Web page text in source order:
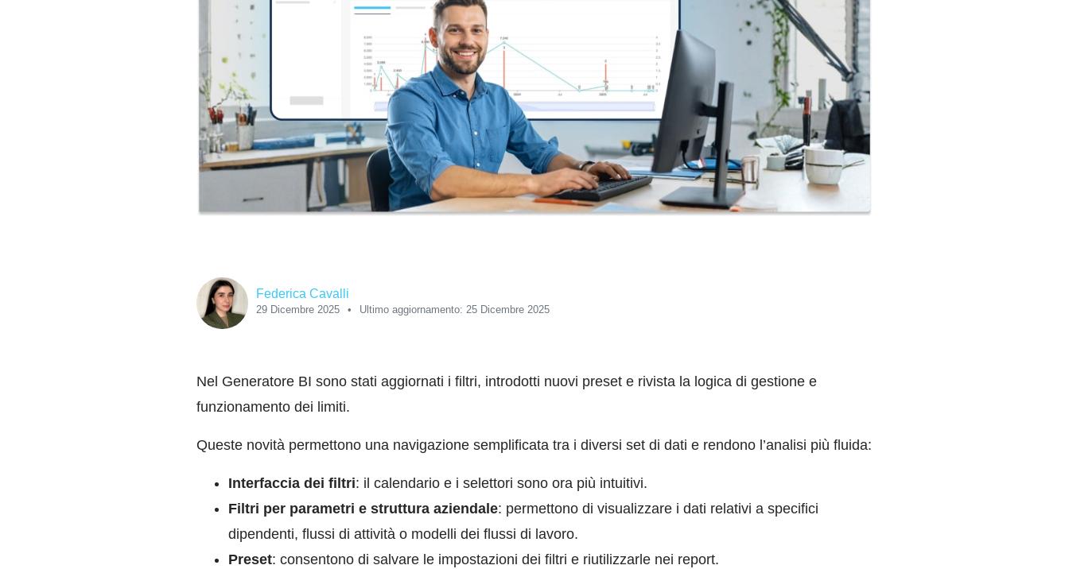
Federica Cavalli
29 Dicembre 2025 Ultimo aggiornamento: 25 Dicembre 2025
Nel Generatore BI sono stati aggiornati i filtri, introdotti nuovi preset e rivista la logica di gestione e
funzionamento dei limiti.
Queste novità permettono una navigazione semplificata tra i diversi set di dati e rendono l’analisi più fluida:
Interfaccia dei filtri: il calendario e i selettori sono ora più intuitivi.
Filtri per parametri e struttura aziendale: permettono di visualizzare i dati relativi a specifici
dipendenti, flussi di attività o modelli dei flussi di lavoro.
Preset: consentono di salvare le impostazioni dei filtri e riutilizzarle nei report.